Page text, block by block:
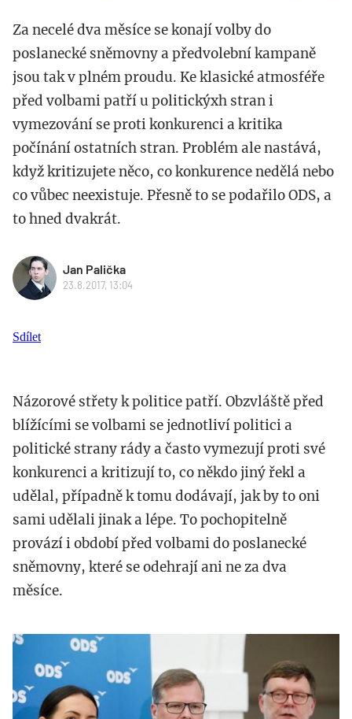
Za necelé dva měsíce se konají volby do
poslanecké sněmovny a předvolební kampaně
jsou tak v plném proudu. Ke klasické atmosféře
před volbami patří u politickýxh stran i
vymezování se proti konkurenci a kritika
počínání ostatních stran. Problém ale nastává,
když kritizujete něco, co konkurence nedělá nebo
co vůbec neexistuje. Přesně to se podařilo ODS, a
to hned dvakrát.
Jan Palička
23.8.2017, 13:04
Sdílet
Názorové střety k politice patří. Obzvláště před
blížícími se volbami se jednotliví politici a
politické strany rády a často vymezují proti své
konkurenci a kritizují to, co někdo jiný řekl a
udělal, případně k tomu dodávají, jak by to oni
sami udělali jinak a lépe. To pochopitelně
provází i období před volbami do poslanecké
sněmovny, které se odehrají ani ne za dva
měsíce.
stanjura
fiala